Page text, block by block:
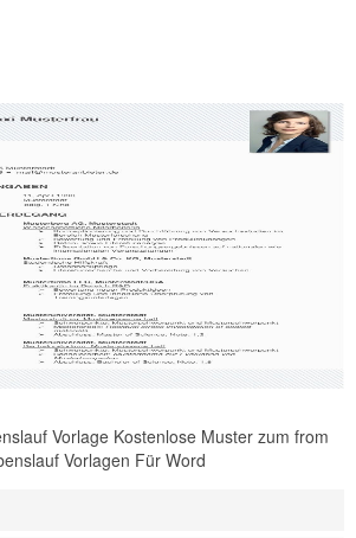
Vorlage Kostenlose Muster zum from
Vorlagen Für Word